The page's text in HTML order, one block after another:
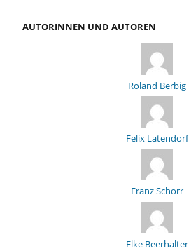
AUTORINNEN UND AUTOREN
Roland Berbig
Felix Latendorf
Franz Schorr
Elke Beerhalter